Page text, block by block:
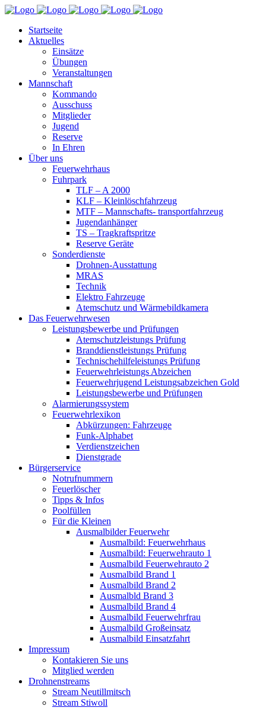
Startseite
Aktuelles
Einsätze
Übungen
Veranstaltungen
Mannschaft
Kommando
Ausschuss
Mitglieder
Jugend
Reserve
In Ehren
Über uns
Feuerwehrhaus
Fuhrpark
TLF – A 2000
KLF – Kleinlöschfahrzeug
MTF – Mannschafts- transportfahrzeug
Jugendanhänger
TS – Tragkraftspritze
Reserve Geräte
Sonderdienste
Drohnen-Ausstattung
MRAS
Technik
Elektro Fahrzeuge
Atemschutz und Wärmebildkamera
Das Feuerwehrwesen
Leistungsbewerbe und Prüfungen
Atemschutzleistungs Prüfung
Branddienstleistungs Prüfung
Technischehilfeleistungs Prüfung
Feuerwehrleistungs Abzeichen
Feuerwehrjugend Leistungsabzeichen Gold
Leistungsbewerbe und Prüfungen
Alarmierungssystem
Feuerwehrlexikon
Abkürzungen: Fahrzeuge
Funk-Alphabet
Verdienstzeichen
Dienstgrade
Bürgerservice
Notrufnummern
Feuerlöscher
Tipps & Infos
Poolfüllen
Für die Kleinen
Ausmalbilder Feuerwehr
Ausmalbild: Feuerwehrhaus
Ausmalbild: Feuerwehrauto 1
Ausmalbild Feuerwehrauto 2
Ausmalbild Brand 1
Ausmalbild Brand 2
Ausmalbld Brand 3
Ausmalbild Brand 4
Ausmalbild Feuerwehrfrau
Ausmalbild Großeinsatz
Ausmalbild Einsatzfahrt
Impressum
Kontakieren Sie uns
Mitglied werden
Drohnenstreams
Stream Neutillmitsch
Stream Stiwoll